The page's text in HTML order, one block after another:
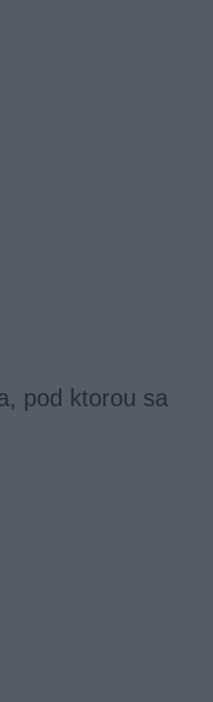
pod ktorou sa